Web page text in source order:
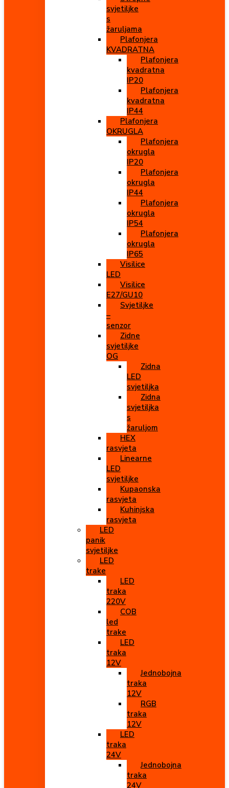
svjetiljke
s
žaruljama
Plafonjera
KVADRATNA
Plafonjera
kvadratna
IP20
Plafonjera
kvadratna
IP44
Plafonjera
OKRUGLA
Plafonjera
okrugla
IP20
Plafonjera
okrugla
IP44
Plafonjera
okrugla
IP54
Plafonjera
okrugla
IP65
Visilice
LED
Visilice
E27/GU10
Svjetiljke
–
senzor
Zidne
svjetiljke
OG
Zidna
LED
svjetiljka
Zidna
svjetiljka
s
žaruljom
HEX
rasvjeta
Linearne
LED
svjetiljke
Kupaonska
rasvjeta
Kuhinjska
rasvjeta
LED
panik
svjetiljke
LED
trake
LED
traka
220V
COB
led
trake
LED
traka
12V
Jednobojna
traka
12V
RGB
traka
12V
LED
traka
24V
Jednobojna
traka
24V